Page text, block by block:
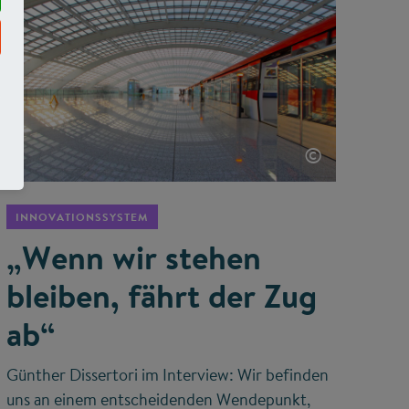
©
INNOVATIONSSYSTEM
„Wenn wir stehen
bleiben, fährt der Zug
ab“
Günther Dissertori im Interview: Wir befinden
uns an einem entscheidenden Wendepunkt,